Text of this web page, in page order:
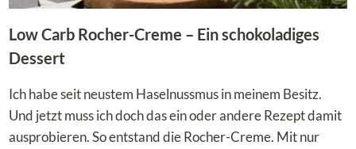
Low Carb Rocher-Creme – Ein schokoladiges
Dessert
Ich habe seit neustem Haselnussmus in meinem Besitz.
Und jetzt muss ich doch das ein oder andere Rezept damit
ausprobieren. So entstand die Rocher-Creme. Mit nur